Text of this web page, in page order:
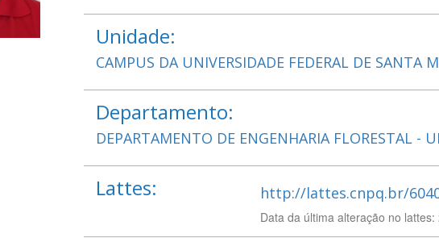
Unidade:
CAMPUS DA UNIVERSIDADE FEDERAL DE SANTA
Departamento:
DEPARTAMENTO DE ENGENHARIA FLORESTAL -
Lattes: http://lattes.cnpq.br/
Data da última alteração no